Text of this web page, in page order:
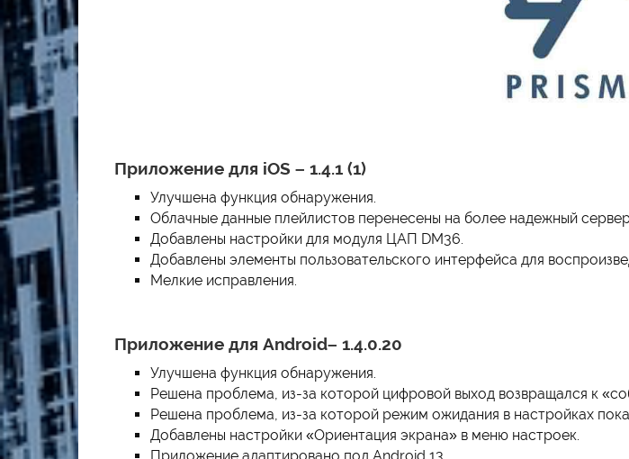
Приложение для iOS – 1.4.1 (1)
Улучшена функция обнаружения.
Облачные данные плейлистов перенесены на более надежный
Добавлены настройки для модуля ЦАП DM36.
Добавлены элементы пользовательского интерфейса для
Мелкие исправления.
Приложение для Android– 1.4.0.20
Улучшена функция обнаружения.
Решена проблема, из-за которой цифровой выход возвращался к
Решена проблема, из-за которой режим ожидания в настройках
Добавлены настройки «Ориентация экрана» в меню настроек.